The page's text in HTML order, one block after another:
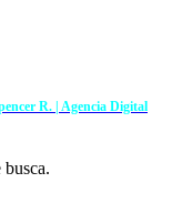
R. | Agencia Digital